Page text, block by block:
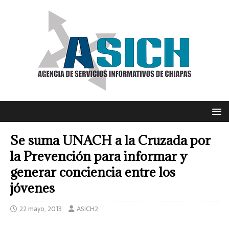
Se suma UNACH a la Cruzada por
la Prevención para informar y
generar conciencia entre los
jóvenes
22 mayo, 2013 ASICH2